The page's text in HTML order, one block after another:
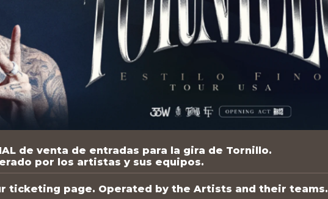
de venta de entradas para la gira de Tornillo.
por los artistas y sus equipos.
ticketing page. Operated by the Artists and their teams.